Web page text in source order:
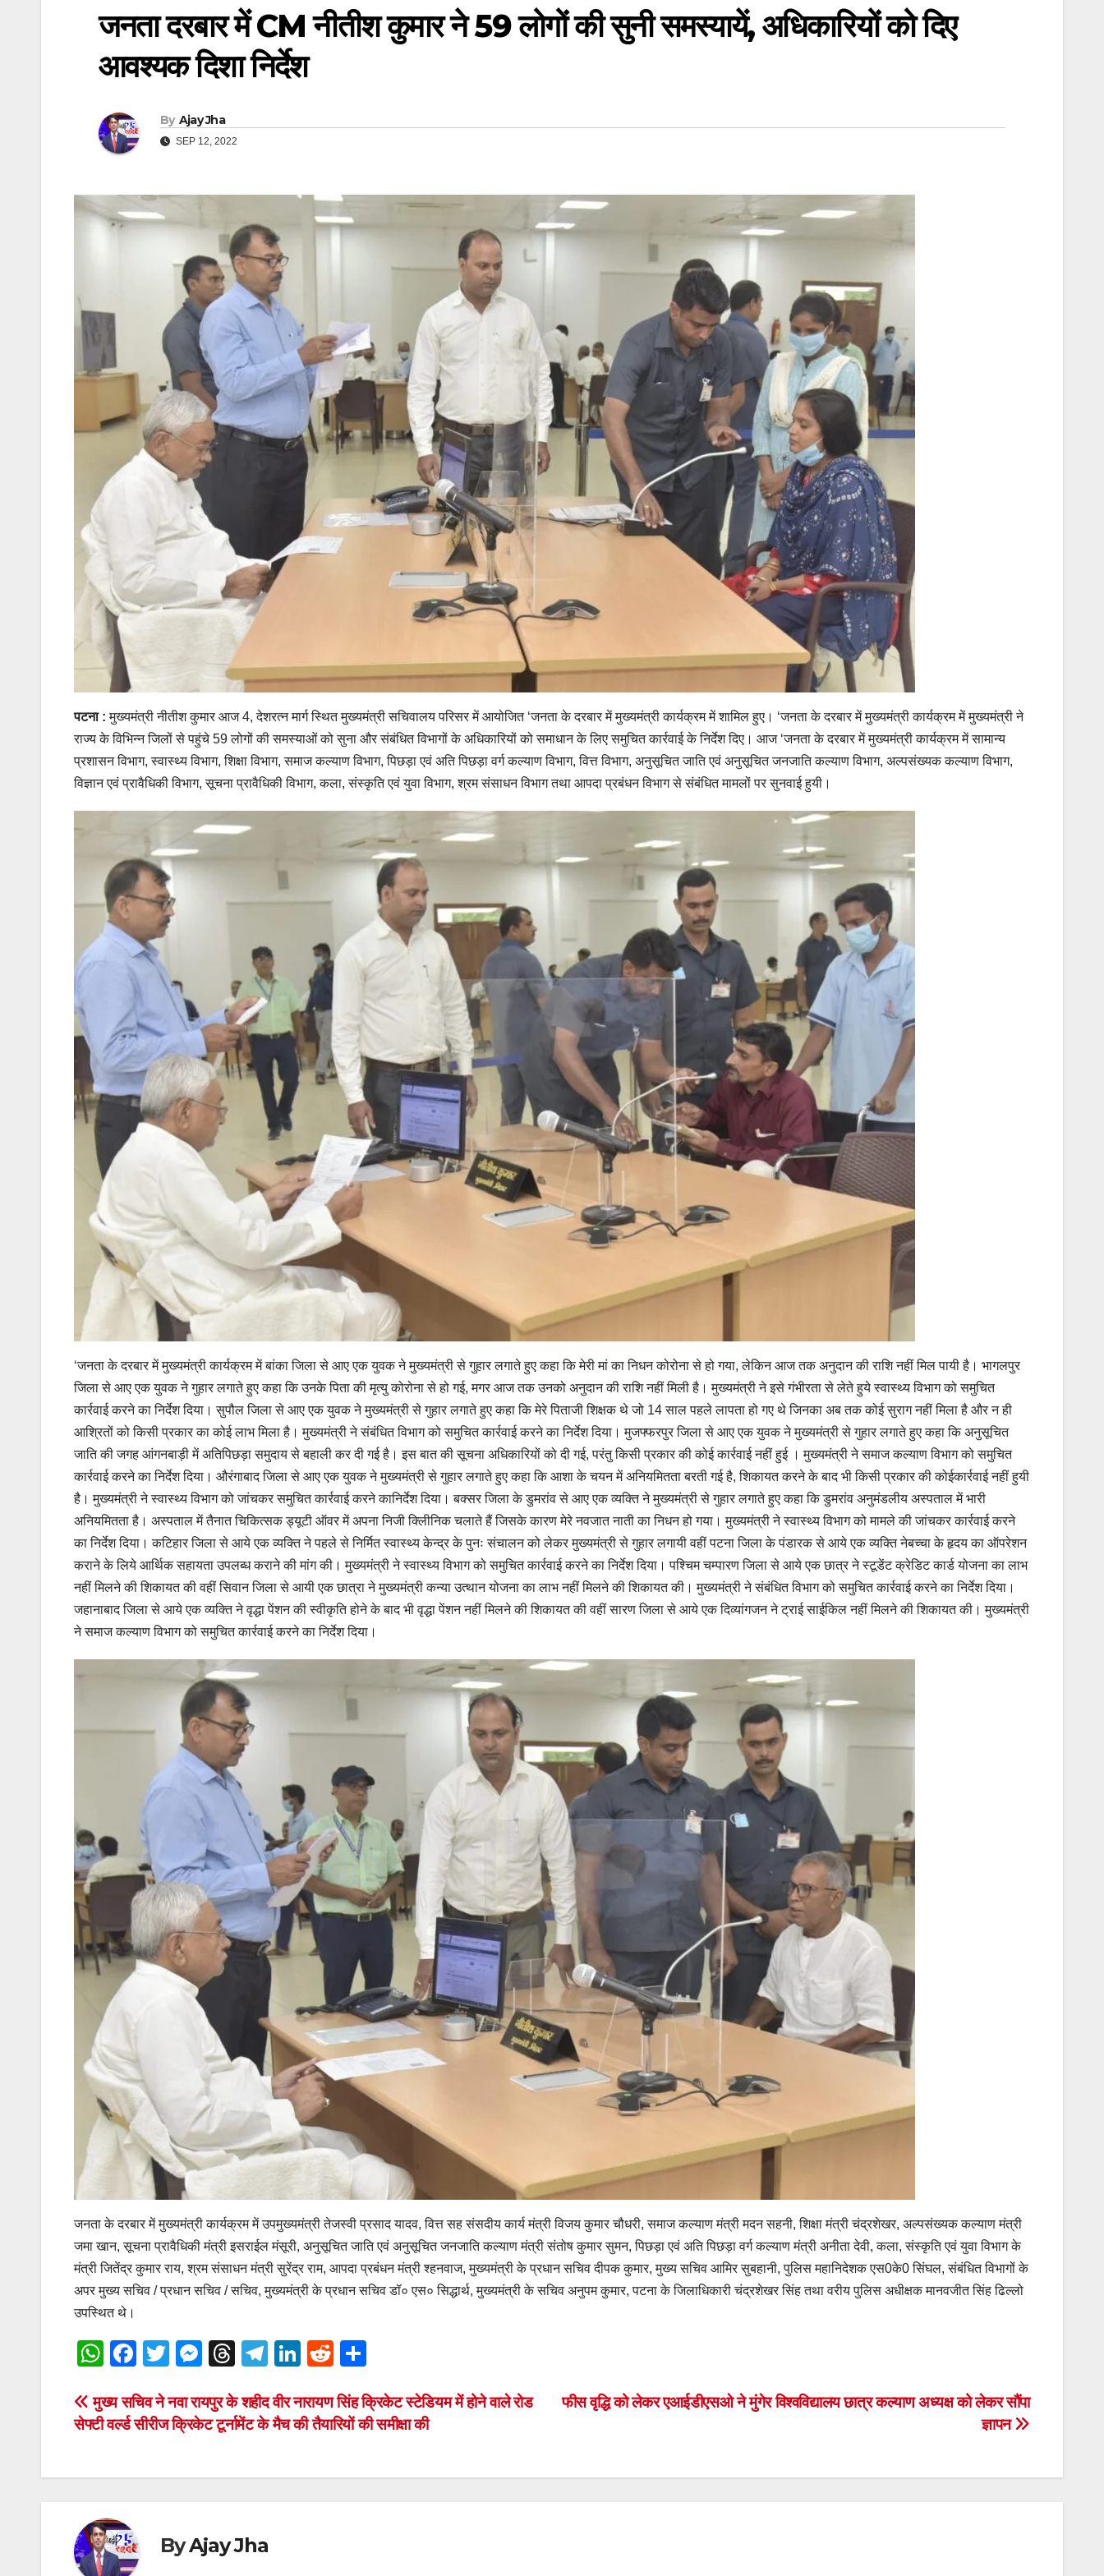
जनता दरबार में CM नीतीश कुमार ने 59 लोगों की सुनी समस्यायें, अधिकारियों को दिए
आवश्यक दिशा निर्देश
By Ajay Jha
SEP 12, 2022
पटना : मुख्यमंत्री नीतीश कुमार आज 4, देशरत्न मार्ग स्थित मुख्यमंत्री सचिवालय परिसर में आयोजित ‘जनता के दरबार में मुख्यमंत्री कार्यक्रम में शामिल हुए। ‘जनता के दरबार में मुख्यमंत्री कार्यक्रम में मुख्यमंत्री ने
राज्य के विभिन्न जिलों से पहुंचे 59 लोगों की समस्याओं को सुना और संबंधित विभागों के अधिकारियों को समाधान के लिए समुचित कार्रवाई के निर्देश दिए। आज ‘जनता के दरबार में मुख्यमंत्री कार्यक्रम में सामान्य
प्रशासन विभाग, स्वास्थ्य विभाग, शिक्षा विभाग, समाज कल्याण विभाग, पिछड़ा एवं अति पिछड़ा वर्ग कल्याण विभाग, वित्त विभाग, अनुसूचित जाति एवं अनुसूचित जनजाति कल्याण विभाग, अल्पसंख्यक कल्याण विभाग,
विज्ञान एवं प्रावैधिकी विभाग, सूचना प्रावैधिकी विभाग, कला, संस्कृति एवं युवा विभाग, श्रम संसाधन विभाग तथा आपदा प्रबंधन विभाग से संबंधित मामलों पर सुनवाई हुयी।
‘जनता के दरबार में मुख्यमंत्री कार्यक्रम में बांका जिला से आए एक युवक ने मुख्यमंत्री से गुहार लगाते हुए कहा कि मेरी मां का निधन कोरोना से हो गया, लेकिन आज तक अनुदान की राशि नहीं मिल पायी है। भागलपुर
जिला से आए एक युवक ने गुहार लगाते हुए कहा कि उनके पिता की मृत्यु कोरोना से हो गई, मगर आज तक उनको अनुदान की राशि नहीं मिली है। मुख्यमंत्री ने इसे गंभीरता से लेते हुये स्वास्थ्य विभाग को समुचित
कार्रवाई करने का निर्देश दिया। सुपौल जिला से आए एक युवक ने मुख्यमंत्री से गुहार लगाते हुए कहा कि मेरे पिताजी शिक्षक थे जो 14 साल पहले लापता हो गए थे जिनका अब तक कोई सुराग नहीं मिला है और न ही
आश्रितों को किसी प्रकार का कोई लाभ मिला है। मुख्यमंत्री ने संबंधित विभाग को समुचित कार्रवाई करने का निर्देश दिया। मुजफ्फरपुर जिला से आए एक युवक ने मुख्यमंत्री से गुहार लगाते हुए कहा कि अनुसूचित
जाति की जगह आंगनबाड़ी में अतिपिछड़ा समुदाय से बहाली कर दी गई है। इस बात की सूचना अधिकारियों को दी गई, परंतु किसी प्रकार की कोई कार्रवाई नहीं हुई । मुख्यमंत्री ने समाज कल्याण विभाग को समुचित
कार्रवाई करने का निर्देश दिया। औरंगाबाद जिला से आए एक युवक ने मुख्यमंत्री से गुहार लगाते हुए कहा कि आशा के चयन में अनियमितता बरती गई है, शिकायत करने के बाद भी किसी प्रकार की कोईकार्रवाई नहीं हुयी
है। मुख्यमंत्री ने स्वास्थ्य विभाग को जांचकर समुचित कार्रवाई करने कानिर्देश दिया। बक्सर जिला के डुमरांव से आए एक व्यक्ति ने मुख्यमंत्री से गुहार लगाते हुए कहा कि डुमरांव अनुमंडलीय अस्पताल में भारी
अनियमितता है। अस्पताल में तैनात चिकित्सक ड्यूटी ऑवर में अपना निजी क्लिीनिक चलाते हैं जिसके कारण मेरे नवजात नाती का निधन हो गया। मुख्यमंत्री ने स्वास्थ्य विभाग को मामले की जांचकर कार्रवाई करने
का निर्देश दिया। कटिहार जिला से आये एक व्यक्ति ने पहले से निर्मित स्वास्थ्य केन्द्र के पुनः संचालन को लेकर मुख्यमंत्री से गुहार लगायी वहीं पटना जिला के पंडारक से आये एक व्यक्ति नेबच्चा के हृदय का ऑपरेशन
कराने के लिये आर्थिक सहायता उपलब्ध कराने की मांग की। मुख्यमंत्री ने स्वास्थ्य विभाग को समुचित कार्रवाई करने का निर्देश दिया। पश्चिम चम्पारण जिला से आये एक छात्र ने स्टूडेंट क्रेडिट कार्ड योजना का लाभ
नहीं मिलने की शिकायत की वहीं सिवान जिला से आयी एक छात्रा ने मुख्यमंत्री कन्या उत्थान योजना का लाभ नहीं मिलने की शिकायत की। मुख्यमंत्री ने संबंधित विभाग को समुचित कार्रवाई करने का निर्देश दिया।
जहानाबाद जिला से आये एक व्यक्ति ने वृद्धा पेंशन की स्वीकृति होने के बाद भी वृद्धा पेंशन नहीं मिलने की शिकायत की वहीं सारण जिला से आये एक दिव्यांगजन ने ट्राई साईकिल नहीं मिलने की शिकायत की। मुख्यमंत्री
ने समाज कल्याण विभाग को समुचित कार्रवाई करने का निर्देश दिया।
जनता के दरबार में मुख्यमंत्री कार्यक्रम में उपमुख्यमंत्री तेजस्वी प्रसाद यादव, वित्त सह संसदीय कार्य मंत्री विजय कुमार चौधरी, समाज कल्याण मंत्री मदन सहनी, शिक्षा मंत्री चंद्रशेखर, अल्पसंख्यक कल्याण मंत्री
जमा खान, सूचना प्रावैधिकी मंत्री इसराईल मंसूरी, अनुसूचित जाति एवं अनुसूचित जनजाति कल्याण मंत्री संतोष कुमार सुमन, पिछड़ा एवं अति पिछड़ा वर्ग कल्याण मंत्री अनीता देवी, कला, संस्कृति एवं युवा विभाग के
मंत्री जितेंद्र कुमार राय, श्रम संसाधन मंत्री सुरेंद्र राम, आपदा प्रबंधन मंत्री श्हनवाज, मुख्यमंत्री के प्रधान सचिव दीपक कुमार, मुख्य सचिव आमिर सुबहानी, पुलिस महानिदेशक एस0के0 सिंघल, संबंधित विभागों के
अपर मुख्य सचिव / प्रधान सचिव / सचिव, मुख्यमंत्री के प्रधान सचिव डॉ० एस० सिद्धार्थ, मुख्यमंत्री के सचिव अनुपम कुमार, पटना के जिलाधिकारी चंद्रशेखर सिंह तथा वरीय पुलिस अधीक्षक मानवजीत सिंह ढिल्लो
उपस्थित थे।
W
at
s
p
p
F
c
e
o
k
T
tt
er
M
ss
e
g
T
e
a
s
T
e
gr
m
Li
k
e
n
R
d
di
ar
e
Post
navigation
फीस वृद्धि को लेकर एआईडीएसओ ने मुंगेर विश्वविद्यालय छात्र कल्याण अध्यक्ष को लेकर सौंपा
ज्ञापन
मुख्य सचिव ने नवा रायपुर के शहीद वीर नारायण सिंह क्रिकेट स्टेडियम में होने वाले रोड
सेफ्टी वर्ल्ड सीरीज क्रिकेट टूर्नामेंट के मैच की तैयारियों की समीक्षा की
ByAjay Jha